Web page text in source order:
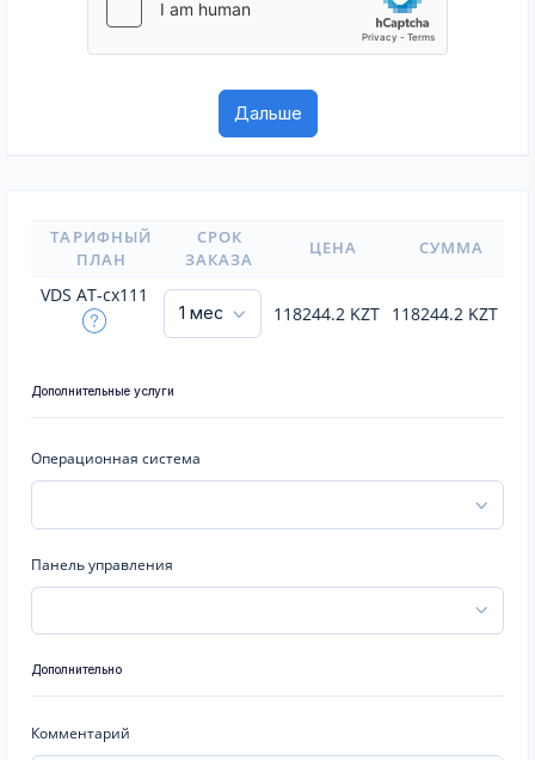
ТАРИФНЫЙ
ПЛАН
СРОК
ЗАКАЗА
ЦЕНА СУММА
VDS AT-cx111
118244.2 KZT 118244.2 KZT
Дополнительные услуги
Операционная система
Панель управления
Дополнительно
Комментарий